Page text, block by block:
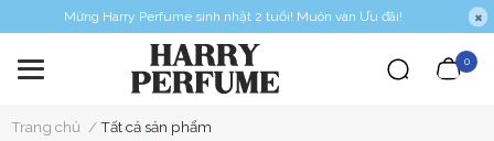
Mừng Harry Perfume sinh nhật 2 tuổi! Muôn vàn Ưu đãi!
0
Trang chủ /Tất cả sản phẩm